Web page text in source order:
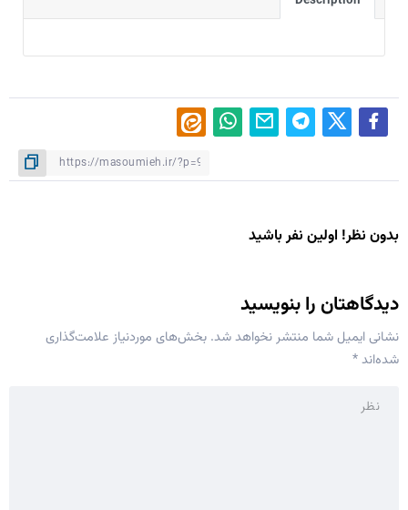
بدون نظر! اولین نفر باشید
دیدگاهتان را بنویسید
نشانی ایمیل شما منتشر نخواهد شد. بخش‌های موردنیاز علامت‌گذاری
شده‌اند*